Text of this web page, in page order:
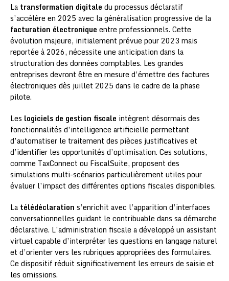
La transformation digitale du processus déclaratif
s’accélère en 2025 avec la généralisation progressive de la
facturation électronique entre professionnels. Cette
évolution majeure, initialement prévue pour 2023 mais
reportée à 2026, nécessite une anticipation dans la
structuration des données comptables. Les grandes
entreprises devront être en mesure d’émettre des factures
électroniques dès juillet 2025 dans le cadre de la phase
pilote.
Les logiciels de gestion fiscale intègrent désormais des
fonctionnalités d’intelligence artificielle permettant
d’automatiser le traitement des pièces justificatives et
d’identifier les opportunités d’optimisation. Ces solutions,
comme TaxConnect ou FiscalSuite, proposent des
simulations multi-scénarios particulièrement utiles pour
évaluer l’impact des différentes options fiscales disponibles.
La télédéclaration s’enrichit avec l’apparition d’interfaces
conversationnelles guidant le contribuable dans sa démarche
déclarative. L’administration fiscale a développé un assistant
virtuel capable d’interpréter les questions en langage naturel
et d’orienter vers les rubriques appropriées des formulaires.
Ce dispositif réduit significativement les erreurs de saisie et
les omissions.